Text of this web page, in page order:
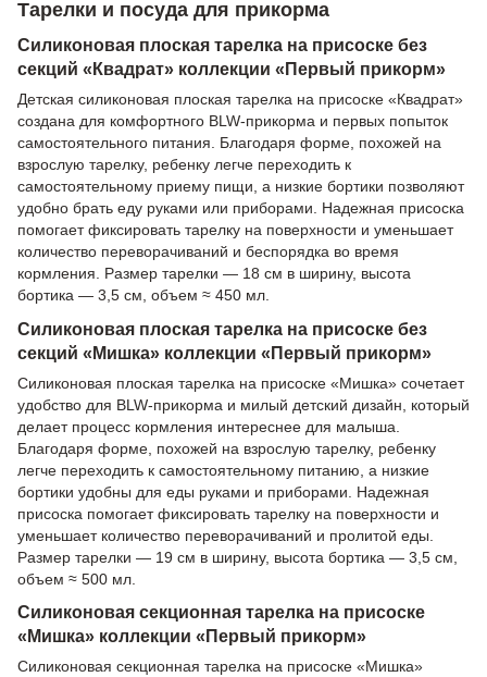
Тарелки и посуда для прикорма
Силиконовая плоская тарелка на присоске без
секций «Квадрат» коллекции «Первый прикорм»
Детская силиконовая плоская тарелка на присоске «Квадрат»
создана для комфортного BLW-прикорма и первых попыток
самостоятельного питания. Благодаря форме, похожей на
взрослую тарелку, ребенку легче переходить к
самостоятельному приему пищи, а низкие бортики позволяют
удобно брать еду руками или приборами. Надежная присоска
помогает фиксировать тарелку на поверхности и уменьшает
количество переворачиваний и беспорядка во время
кормления. Размер тарелки — 18 см в ширину, высота
бортика — 3,5 см, объем ≈ 450 мл.
Силиконовая плоская тарелка на присоске без
секций «Мишка» коллекции «Первый прикорм»
Силиконовая плоская тарелка на присоске «Мишка» сочетает
удобство для BLW-прикорма и милый детский дизайн, который
делает процесс кормления интереснее для малыша.
Благодаря форме, похожей на взрослую тарелку, ребенку
легче переходить к самостоятельному питанию, а низкие
бортики удобны для еды руками и приборами. Надежная
присоска помогает фиксировать тарелку на поверхности и
уменьшает количество переворачиваний и пролитой еды.
Размер тарелки — 19 см в ширину, высота бортика — 3,5 см,
объем ≈ 500 мл.
Силиконовая секционная тарелка на присоске
«Мишка» коллекции «Первый прикорм»
Силиконовая секционная тарелка на присоске «Мишка»